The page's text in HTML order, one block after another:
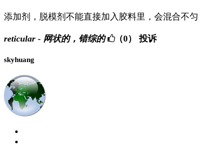
添加剂，脱模剂不能直接加入胶料里，会混合不匀
reticular - 网状的，错综的 （0） 投诉
skyhuang